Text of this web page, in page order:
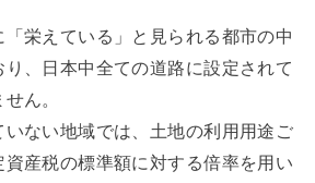
栄えている」と見られる都市の中
、日本中全ての道路に設定されて
ん。
ない地域では、土地の利用用途ご
資産税の標準額に対する倍率を用い